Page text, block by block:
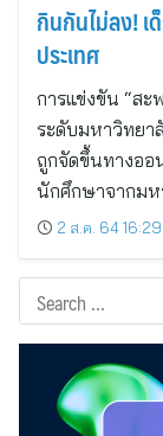
กินกันไม่ลง! เ
ประเทศ
การแข่งขัน “สะ
ระดับมหาวิทยา
ถูกจัดขึ้นทางออ
นักศึกษาจากมห
2 ส.ค. 64 16:29